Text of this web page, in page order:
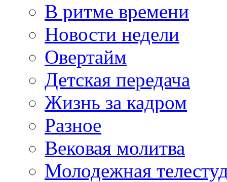
В ритме времени
Новости недели
Овертайм
Детская передача
Жизнь за кадром
Разное
Вековая молитва
Молодежная